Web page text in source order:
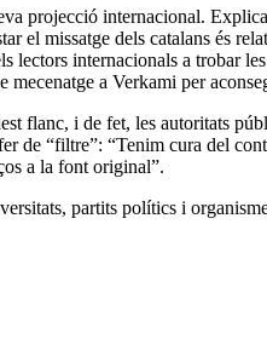
projecció internacional.
el missatge dels catalans és
lectors internacionals a trobar
a Verkami per
flanc, i de fet, les autoritats
de “filtre”: “Tenim cura del
a la font original”.
partits polítics i